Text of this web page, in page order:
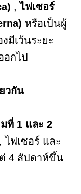
, ไฟเซอร์
หรือเป็นผู้
มีเว้นระยะ
อกไป
วกัน
ที่ 1 และ 2
ไฟเซอร์ และ
4 สัปดาห์ขึ้น